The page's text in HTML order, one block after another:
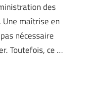
des
maîtrise en
nécessaire
Toutefois, ce …